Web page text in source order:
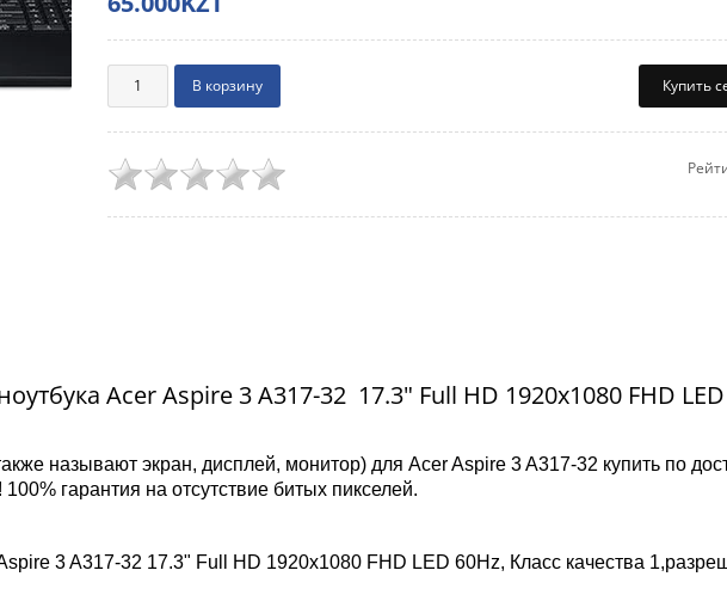
Купить
Acer Aspire 3 A317-32 17.3" Full HD 1920x1080 FHD
называют экран, дисплей, монитор) для Acer Aspire 3 A317-32 купить по
гарантия на отсутствие битых пикселей.
3 A317-32 17.3" Full HD 1920x1080 FHD LED 60Hz, Класс качества